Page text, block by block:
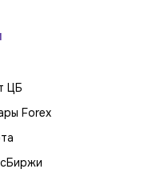
ЦБ
Forex